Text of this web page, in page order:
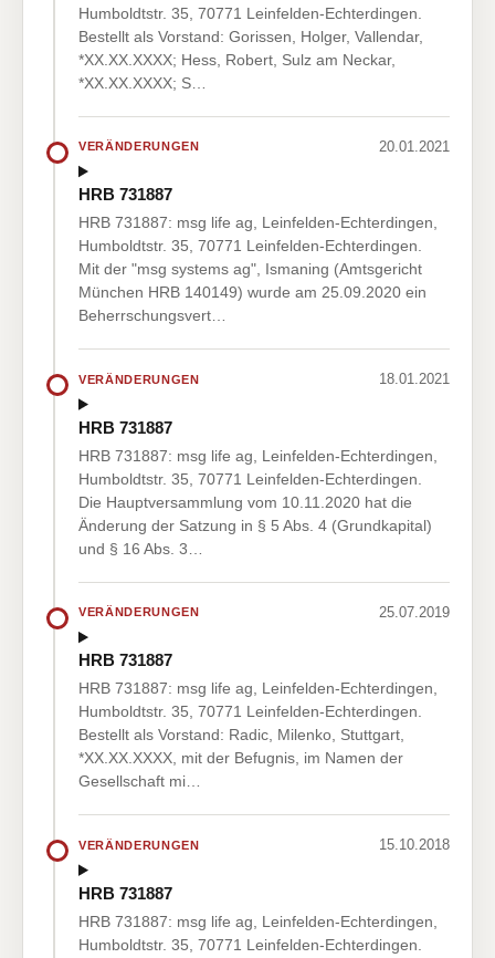
Humboldtstr. 35, 70771 Leinfelden-Echterdingen.
Bestellt als Vorstand: Gorissen, Holger, Vallendar,
*XX.XX.XXXX; Hess, Robert, Sulz am Neckar,
*XX.XX.XXXX; S…
VERÄNDERUNGEN 20.01.2021
HRB 731887
HRB 731887: msg life ag, Leinfelden-Echterdingen,
Humboldtstr. 35, 70771 Leinfelden-Echterdingen.
Mit der "msg systems ag", Ismaning (Amtsgericht
München HRB 140149) wurde am 25.09.2020 ein
Beherrschungsvert…
VERÄNDERUNGEN 18.01.2021
HRB 731887
HRB 731887: msg life ag, Leinfelden-Echterdingen,
Humboldtstr. 35, 70771 Leinfelden-Echterdingen.
Die Hauptversammlung vom 10.11.2020 hat die
Änderung der Satzung in § 5 Abs. 4 (Grundkapital)
und § 16 Abs. 3…
VERÄNDERUNGEN 25.07.2019
HRB 731887
HRB 731887: msg life ag, Leinfelden-Echterdingen,
Humboldtstr. 35, 70771 Leinfelden-Echterdingen.
Bestellt als Vorstand: Radic, Milenko, Stuttgart,
*XX.XX.XXXX, mit der Befugnis, im Namen der
Gesellschaft mi…
VERÄNDERUNGEN 15.10.2018
HRB 731887
HRB 731887: msg life ag, Leinfelden-Echterdingen,
Humboldtstr. 35, 70771 Leinfelden-Echterdingen.